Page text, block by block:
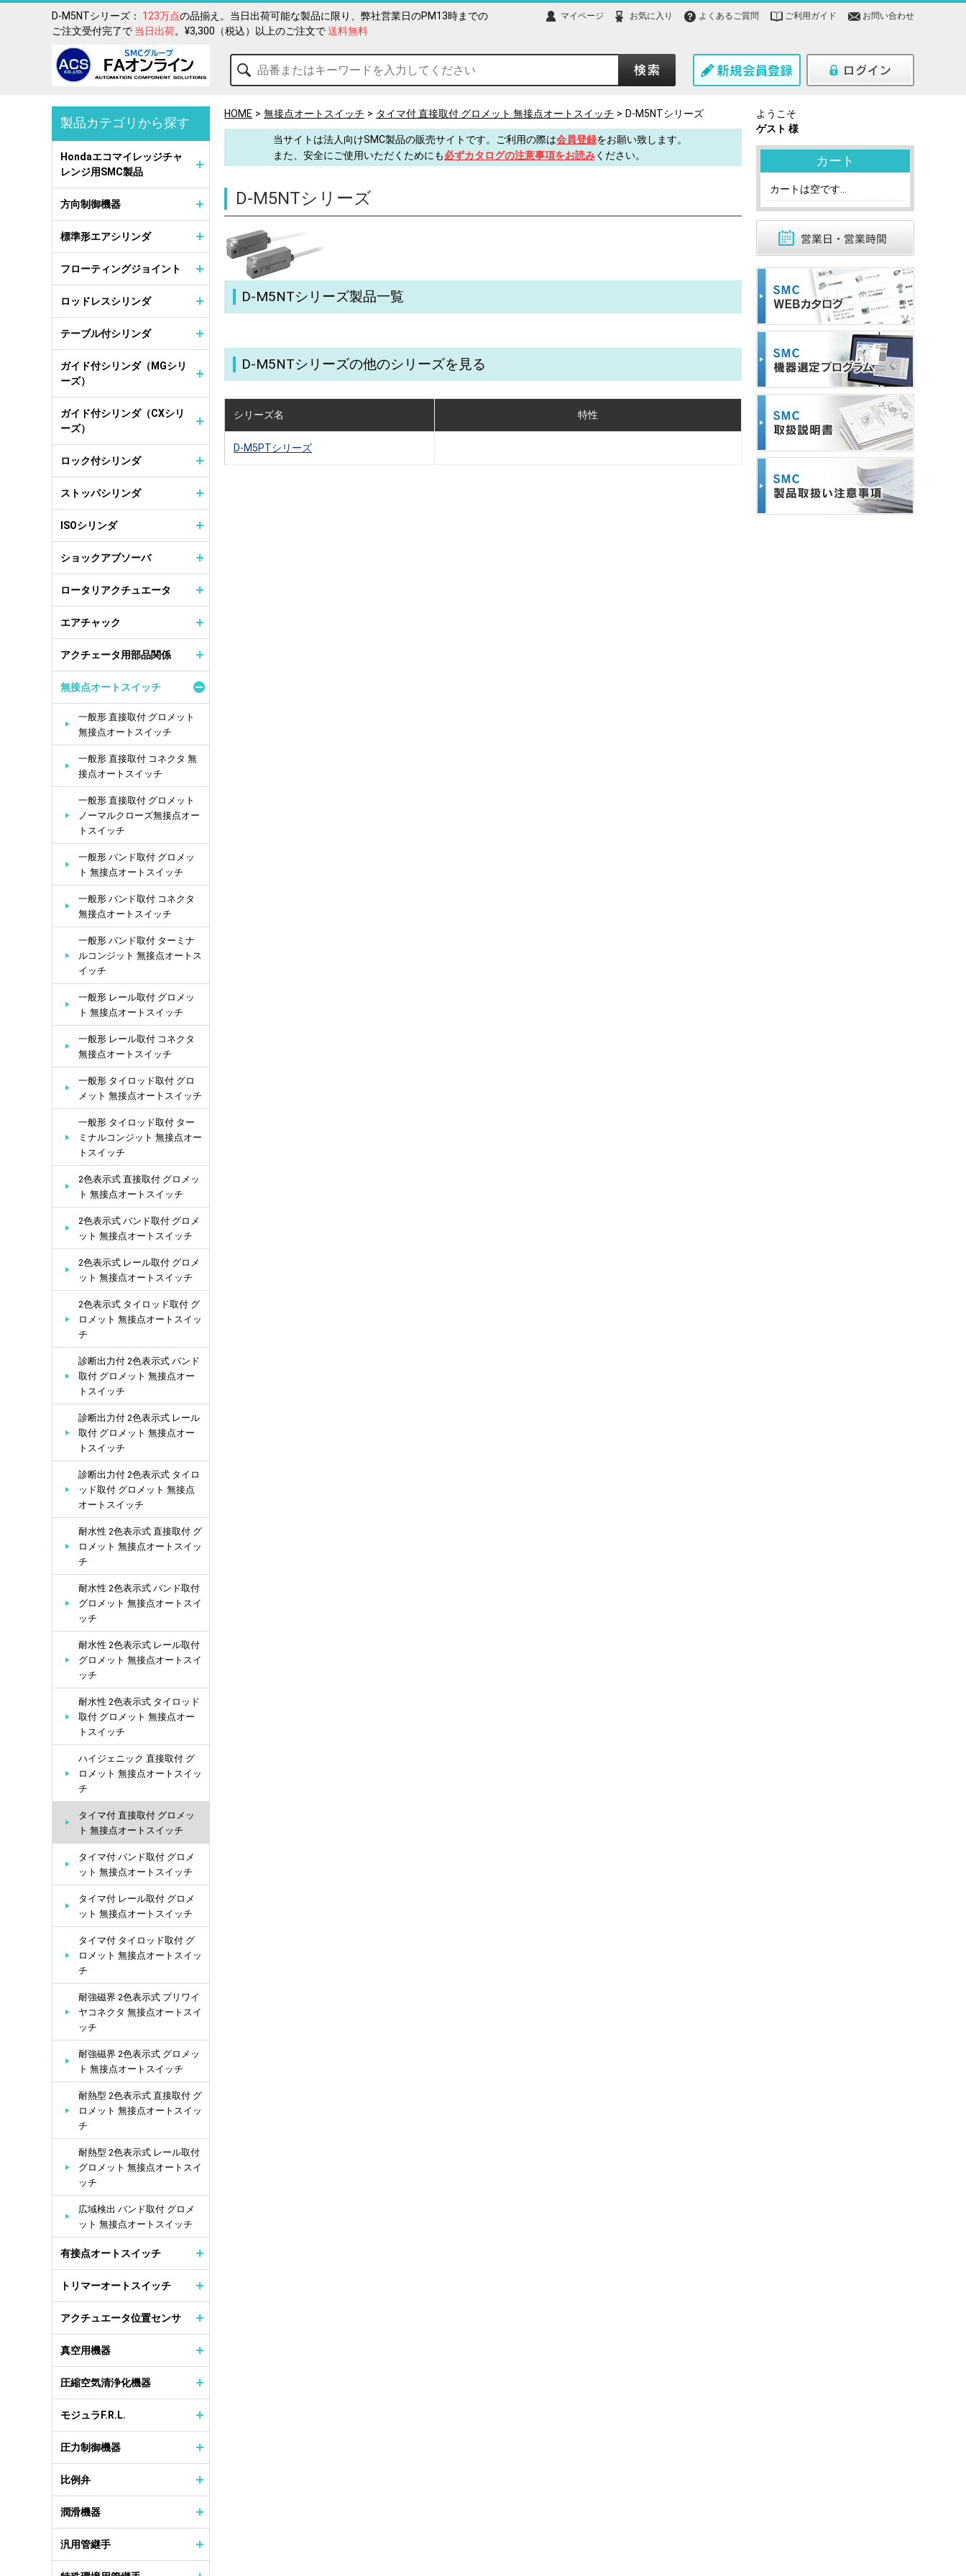
D-M5NTシリーズ： 123万点の品揃え。当日出荷可能な製品に限り、弊社営業日のPM13時までの
ご注文受付完了で 当日出荷。¥3,300（税込）以上のご注文で送料無料
マイページ お気に入り よくあるご質問 ご利用ガイド お問い合わせ
HOME 無接点オートスイッチ タイマ付 直接取付 グロメット 無接点オートスイッチ D-M5NTシリーズ
当サイトは法人向けSMC製品の販売サイトです。ご利用の際は会員登録をお願い致します。
また、安全にご使用いただくためにも必ずカタログの注意事項をお読みください。
D-M5NTシリーズ
D-M5NTシリーズ製品一覧
D-M5NTシリーズの他のシリーズを見る
シリーズ名 特性
D-M5PTシリーズ
製品カテゴリから探す
Hondaエコマイレッジチャ
レンジ用SMC製品
方向制御機器
標準形エアシリンダ
フローティングジョイント
ロッドレスシリンダ
テーブル付シリンダ
ガイド付シリンダ（MGシリ
ーズ）
ガイド付シリンダ（CXシリ
ーズ）
ロック付シリンダ
ストッパシリンダ
ISOシリンダ
ショックアブソーバ
ロータリアクチュエータ
エアチャック
アクチェータ用部品関係
無接点オートスイッチ
一般形 直接取付 グロメット
無接点オートスイッチ
一般形 直接取付 コネクタ 無
接点オートスイッチ
一般形 直接取付 グロメット
ノーマルクローズ無接点オー
トスイッチ
一般形 バンド取付 グロメッ
ト 無接点オートスイッチ
一般形 バンド取付 コネクタ
無接点オートスイッチ
一般形 バンド取付 ターミナ
ルコンジット 無接点オートス
イッチ
一般形 レール取付 グロメッ
ト 無接点オートスイッチ
一般形 レール取付 コネクタ
無接点オートスイッチ
一般形 タイロッド取付 グロ
メット 無接点オートスイッチ
一般形 タイロッド取付 ター
ミナルコンジット 無接点オー
トスイッチ
2色表示式 直接取付 グロメッ
ト 無接点オートスイッチ
2色表示式 バンド取付 グロメ
ット 無接点オートスイッチ
2色表示式 レール取付 グロメ
ット 無接点オートスイッチ
2色表示式 タイロッド取付 グ
ロメット 無接点オートスイッ
チ
診断出力付 2色表示式 バンド
取付 グロメット 無接点オー
トスイッチ
診断出力付 2色表示式 レール
取付 グロメット 無接点オー
トスイッチ
診断出力付 2色表示式 タイロ
ッド取付 グロメット 無接点
オートスイッチ
耐水性 2色表示式 直接取付 グ
ロメット 無接点オートスイッ
チ
耐水性 2色表示式 バンド取付
グロメット 無接点オートスイ
ッチ
耐水性 2色表示式 レール取付
グロメット 無接点オートスイ
ッチ
耐水性 2色表示式 タイロッド
取付 グロメット 無接点オー
トスイッチ
ハイジェニック 直接取付 グ
ロメット 無接点オートスイッ
チ
タイマ付 直接取付 グロメッ
ト 無接点オートスイッチ
タイマ付 バンド取付 グロメ
ット 無接点オートスイッチ
タイマ付 レール取付 グロメ
ット 無接点オートスイッチ
タイマ付 タイロッド取付 グ
ロメット 無接点オートスイッ
チ
耐強磁界 2色表示式 プリワイ
ヤコネクタ 無接点オートスイ
ッチ
耐強磁界 2色表示式 グロメッ
ト 無接点オートスイッチ
耐熱型 2色表示式 直接取付 グ
ロメット 無接点オートスイッ
チ
耐熱型 2色表示式 レール取付
グロメット 無接点オートスイ
ッチ
広域検出 バンド取付 グロメ
ット 無接点オートスイッチ
有接点オートスイッチ
トリマーオートスイッチ
アクチュエータ位置センサ
真空用機器
圧縮空気清浄化機器
モジュラF.R.L.
圧力制御機器
比例弁
潤滑機器
汎用管継手
ようこそ
ゲスト 様
カート
カートは空です...